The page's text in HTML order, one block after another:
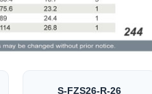
S-FZS26-R-26